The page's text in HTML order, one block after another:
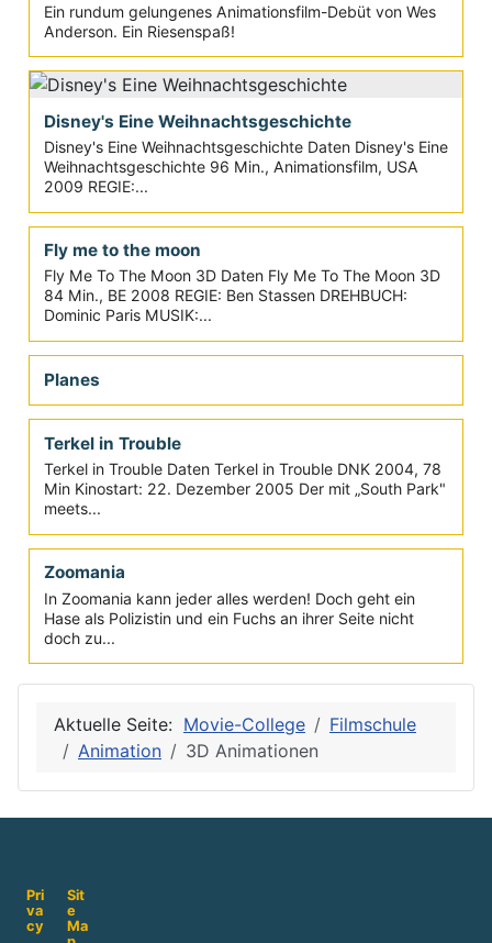
Ein rundum gelungenes Animationsfilm-Debüt von Wes
Anderson. Ein Riesenspaß!
Disney's Eine Weihnachtsgeschichte
Disney's Eine Weihnachtsgeschichte Daten Disney's Eine
Weihnachtsgeschichte 96 Min., Animationsfilm, USA
2009 REGIE:...
Fly me to the moon
Fly Me To The Moon 3D Daten Fly Me To The Moon 3D
84 Min., BE 2008 REGIE: Ben Stassen DREHBUCH:
Dominic Paris MUSIK:...
Planes
Terkel in Trouble
Terkel in Trouble Daten Terkel in Trouble DNK 2004, 78
Min Kinostart: 22. Dezember 2005 Der mit „South Park"
Hase als Polizistin und ein Fuchs an ihrer Seite nicht
doch zu...